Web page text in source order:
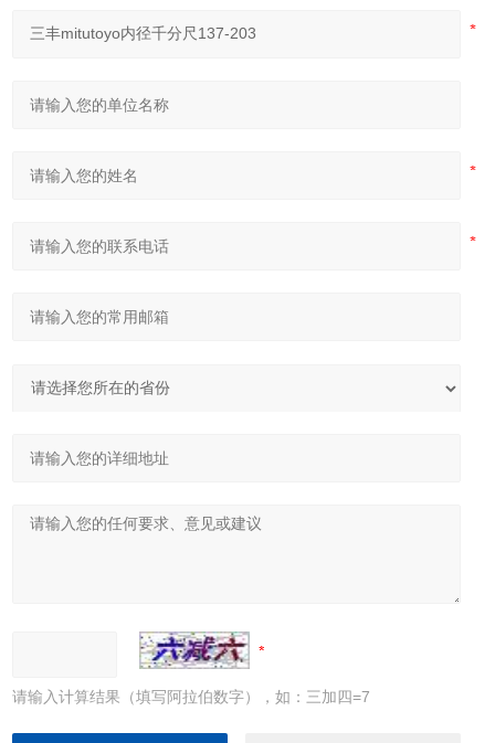
请输入计算结果（填写阿拉伯数字），如：三加四=7